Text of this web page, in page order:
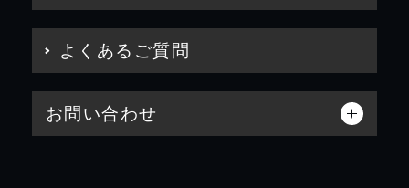
よくあるご質問
お問い合わせ